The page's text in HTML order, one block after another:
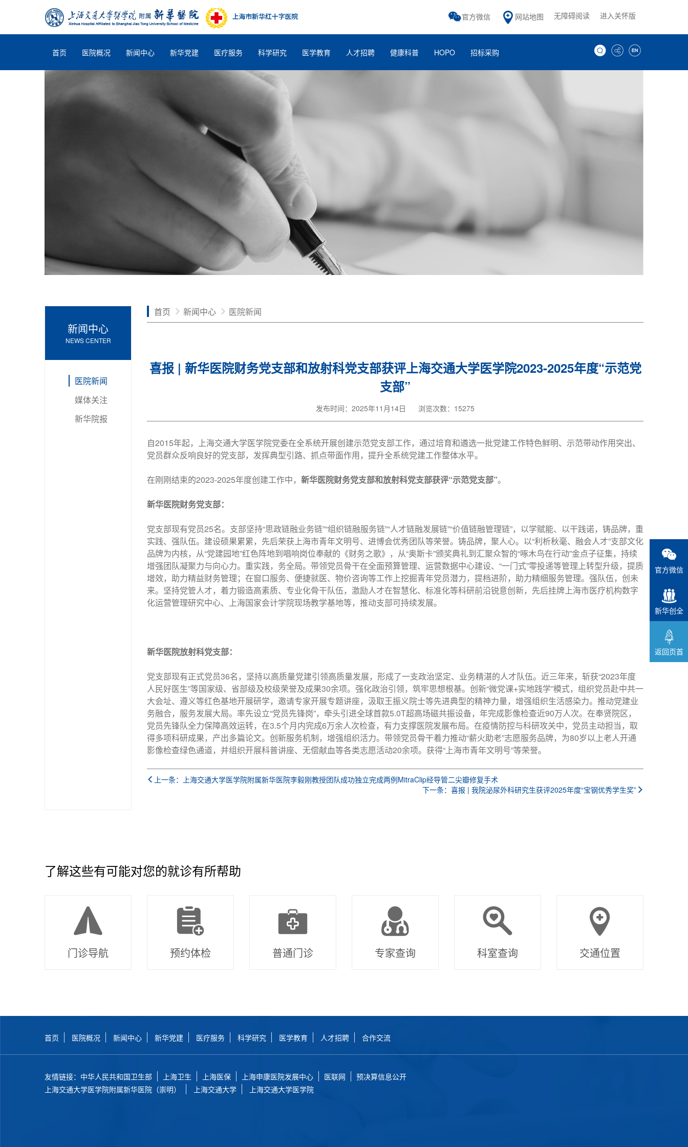
官方微信
新华创全
返回页首
官方微信 网站地图 无障碍阅读 进入关怀版
首页 医院概况 新闻中心 新华党建 医疗服务 科学研究 医学教育 人才招聘 健康科普 HOPO 招标采购
新闻中心
NEWS CENTER
医院新闻
媒体关注
新华院报
首页 新闻中心 医院新闻
喜报 | 新华医院财务党支部和放射科党支部获评上海交通大学医学院2023-2025年度“示范党
支部”
发布时间：2025年11月14日 浏览次数：15275
自2015年起，上海交通大学医学院党委在全系统开展创建示范党支部工作，通过培育和遴选一批党建工作特色鲜明、示范带动作用突出、
党员群众反响良好的党支部，发挥典型引路、抓点带面作用，提升全系统党建工作整体水平。
在刚刚结束的2023-2025年度创建工作中， 新华医院财务党支部和放射科党支部获评“示范党支部”。
新华医院财务党支部：
党支部现有党员25名。支部坚持“思政链融业务链”“组织链融服务链”“人才链融发展链”“价值链融管理链”，以学赋能、以干践诺，铸品牌，重
实践、强队伍。建设硕果累累，先后荣获上海市青年文明号、进博会优秀团队等荣誉。铸品牌，聚人心。以“利析秋毫、融会人才”支部文化
品牌为内核，从“党建园地”红色阵地到唱响岗位奉献的《财务之歌》，从“奥斯卡”颁奖典礼到汇聚众智的“啄木鸟在行动”金点子征集，持续
增强团队凝聚力与向心力。重实践，务全局。带领党员骨干在全面预算管理、运营数据中心建设、“一门式”零投递等管理上转型升级，提质
增效，助力精益财务管理；在窗口服务、便捷就医、物价咨询等工作上挖掘青年党员潜力，提档进阶，助力精细服务管理。强队伍，创未
来。坚持党管人才，着力锻造高素质、专业化骨干队伍，激励人才在智慧化、标准化等科研前沿锐意创新，先后挂牌上海市医疗机构数字
化运营管理研究中心、上海国家会计学院现场教学基地等，推动支部可持续发展。
新华医院放射科党支部：
党支部现有正式党员36名，坚持以高质量党建引领高质量发展，形成了一支政治坚定、业务精湛的人才队伍。近三年来，斩获“2023年度
人民好医生”等国家级、省部级及校级荣誉及成果30余项。强化政治引领，筑牢思想根基。创新“微党课+实地践学”模式，组织党员赴中共一
大会址、遵义等红色基地开展研学，邀请专家开展专题讲座，汲取王振义院士等先进典型的精神力量，增强组织生活感染力。推动党建业
务融合，服务发展大局。率先设立“党员先锋岗”，牵头引进全球首款5.0T超高场磁共振设备，年完成影像检查近90万人次。在奉贤院区，
党员先锋队全力保障高效运转，在3.5个月内完成6万余人次检查，有力支撑医院发展布局。在疫情防控与科研攻关中，党员主动担当，取
得多项科研成果，产出多篇论文。创新服务机制，增强组织活力。带领党员骨干着力推动“薪火助老”志愿服务品牌，为80岁以上老人开通
影像检查绿色通道，并组织开展科普讲座、无偿献血等各类志愿活动20余项。获得“上海市青年文明号”等荣誉。
上一条：上海交通大学医学院附属新华医院李毅刚教授团队成功独立完成两例MitraClip经导管二尖瓣修复手术
下一条：喜报 | 我院泌尿外科研究生获评2025年度“宝钢优秀学生奖”
了解这些有可能对您的就诊有所帮助
门诊导航 预约体检 普通门诊 专家查询 科室查询 交通位置
首页 医院概况 新闻中心 新华党建 医疗服务 科学研究 医学教育 人才招聘 合作交流
友情链接： 中华人民共和国卫生部 上海卫生 上海医保 上海申康医院发展中心 医联网
预决算信息公开
上海交通大学医学院附属新华医院（崇明）
上海交通大学 上海交通大学医学院